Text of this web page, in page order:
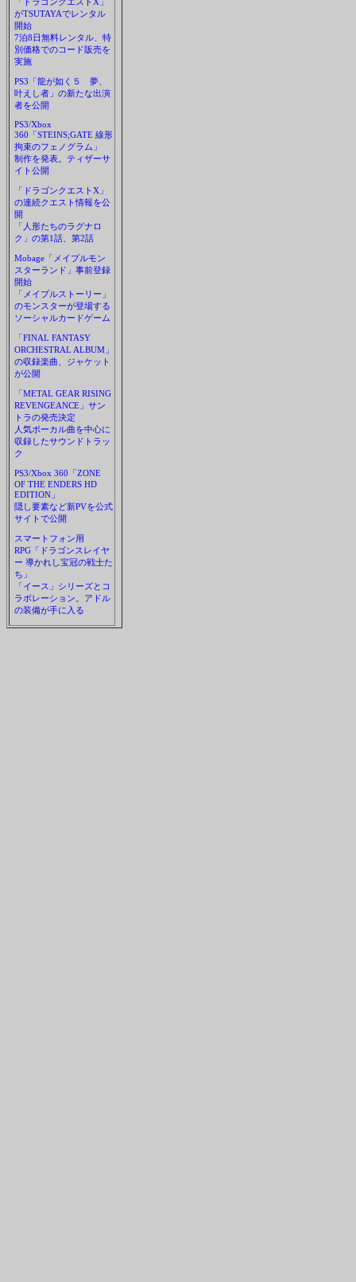
がTSUTAYAでレンタル
開始
7泊8日無料レンタル、特
別価格でのコード販売を
実施
PS3「龍が如く５ 夢、
叶えし者」の新たな出演
者を公開
PS3/Xbox
360「STEINS;GATE 線形
拘束のフェノグラム」
制作を発表。ティザーサ
イト公開
「ドラゴンクエストX」
の連続クエスト情報を公
開
「人形たちのラグナロ
ク」の第1話、第2話
Mobage「メイプルモン
スターランド」事前登録
開始
「メイプルストーリー」
のモンスターが登場する
ソーシャルカードゲーム
「FINAL FANTASY
ORCHESTRAL ALBUM」
の収録楽曲、ジャケット
が公開
「METAL GEAR RISING
REVENGEANCE」サン
トラの発売決定
人気ボーカル曲を中心に
収録したサウンドトラッ
ク
PS3/Xbox 360「ZONE
OF THE ENDERS HD
EDITION」
隠し要素など新PVを公式
サイトで公開
スマートフォン用
RPG「ドラゴンスレイヤ
ー 導かれし宝冠の戦士た
ち」
「イース」シリーズとコ
ラボレーション。アドル
の装備が手に入る